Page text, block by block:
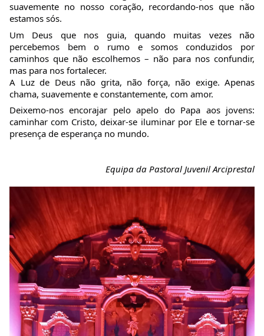
suavemente no nosso coração, recordando-nos que não
estamos sós.
Um Deus que nos guia, quando muitas vezes não
percebemos bem o rumo e somos conduzidos por
caminhos que não escolhemos – não para nos confundir,
mas para nos fortalecer.
A Luz de Deus não grita, não força, não exige. Apenas
chama, suavemente e constantemente, com amor.
Deixemo-nos encorajar pelo apelo do Papa aos jovens:
caminhar com Cristo, deixar-se iluminar por Ele e tornar-se
presença de esperança no mundo.
Equipa da Pastoral Juvenil Arciprestal